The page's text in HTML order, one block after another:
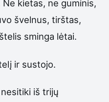
kietas, ne guminis,
švelnus, tirštas,
sminga lėtai.
ir sustojo.
iš trijų